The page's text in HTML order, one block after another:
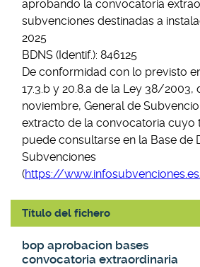
aprobando la convocatoria
subvenciones destinadas a
2025
BDNS (Identif.): 846125
De conformidad con lo previsto
17.3.b y 20.8.a de la Ley 38/2003,
noviembre, General de
extracto de la convocatoria cuyo
puede consultarse en la Base de
Subvenciones
(https://
subvenciones destinadas a
Título del fichero
bop aprobacion bases
convocatoria extraordinaria